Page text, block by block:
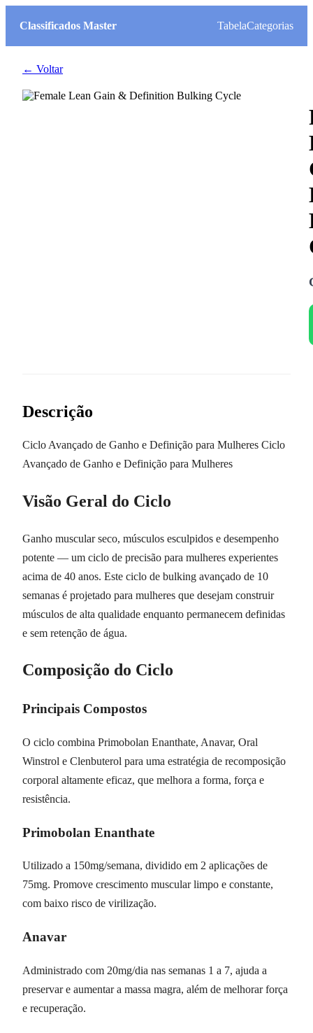
Classificados Master TabelaCategorias
← Voltar
Descrição
Ciclo Avançado de Ganho e Definição para Mulheres Ciclo
Avançado de Ganho e Definição para Mulheres
Visão Geral do Ciclo
Ganho muscular seco, músculos esculpidos e desempenho
potente — um ciclo de precisão para mulheres experientes
acima de 40 anos. Este ciclo de bulking avançado de 10
semanas é projetado para mulheres que desejam construir
músculos de alta qualidade enquanto permanecem definidas
e sem retenção de água.
Composição do Ciclo
Principais Compostos
O ciclo combina Primobolan Enanthate, Anavar, Oral
Winstrol e Clenbuterol para uma estratégia de recomposição
corporal altamente eficaz, que melhora a forma, força e
resistência.
Primobolan Enanthate
Utilizado a 150mg/semana, dividido em 2 aplicações de
75mg. Promove crescimento muscular limpo e constante,
com baixo risco de virilização.
Anavar
Administrado com 20mg/dia nas semanas 1 a 7, ajuda a
preservar e aumentar a massa magra, além de melhorar força
e recuperação.